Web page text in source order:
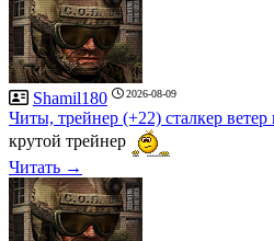
Shamil180 2026-08-09
Читы, трейнер (+22) сталкер
крутой трейнер
Читать →